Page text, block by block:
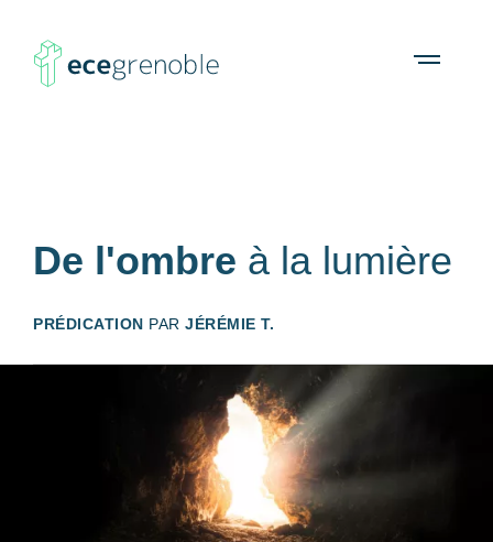
ECE
À propos Agenda RessourcesOpen
De l'ombre à la lumière
PRÉDICATION PAR JÉRÉMIE T.